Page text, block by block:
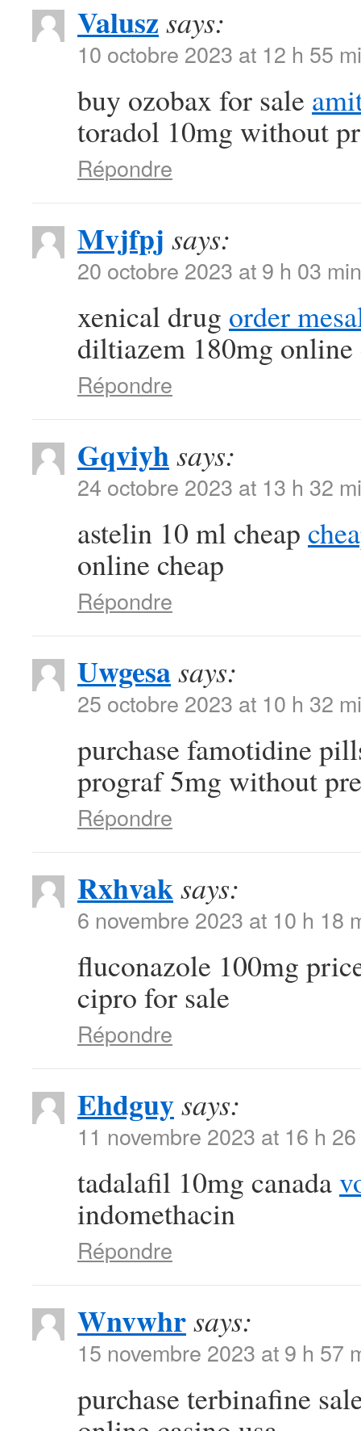
Valusz says:
10 octobre 2023 at 12 h 55
buy ozobax for sale
toradol 10mg without
Répondre
Mvjfpj says:
20 octobre 2023 at 9 h 03 min
xenical drug order
diltiazem 180mg online
Répondre
Gqviyhsays:
24 octobre 2023 at 13 h 32
astelin 10 ml cheap
online cheap
Répondre
Uwgesasays:
25 octobre 2023 at 10 h 32
purchase famotidine
prograf 5mg without
Répondre
Rxhvaksays:
6 novembre 2023 at 10 h 18
fluconazole 100mg
cipro for sale
Répondre
Ehdguysays:
11 novembre 2023 at 16 h
tadalafil 10mg canada
indomethacin
Répondre
Wnvwhrsays:
15 novembre 2023 at 9 h 57
purchase terbinafine